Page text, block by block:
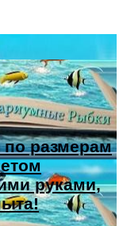
размерам
руками,